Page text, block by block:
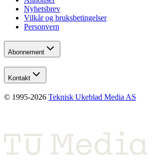
Nyhetsbrev
Vilkår og bruksbetingelser
Personvern
Abonnement
Kontakt
© 1995-2026 Teknisk Ukeblad Media AS